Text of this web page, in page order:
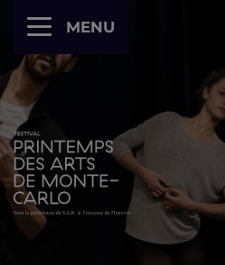
MENU